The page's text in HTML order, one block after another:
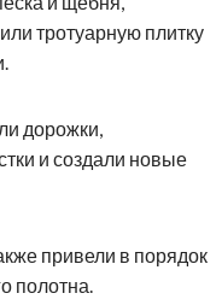
тротуарную плитку
дорожки,
и создали новые
привели в порядок
полотна.